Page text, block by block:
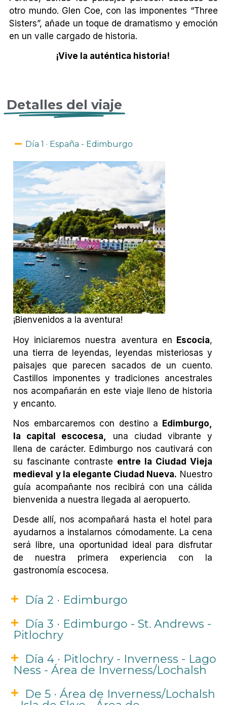
otro mundo. Glen Coe, con las imponentes “Three
Sisters”, añade un toque de dramatismo y emoción
en un valle cargado de historia.
¡Vive la auténtica historia!
Detalles del viaje
Día 1 · España - Edimburgo
¡Bienvenidos a la aventura!
Hoy iniciaremos nuestra aventura en Escocia,
una tierra de leyendas, leyendas misteriosas y
paisajes que parecen sacados de un cuento.
Castillos imponentes y tradiciones ancestrales
nos acompañarán en este viaje lleno de historia
y encanto.
Nos embarcaremos con destino a Edimburgo,
la capital escocesa,
una ciudad vibrante y
llena de carácter. Edimburgo nos cautivará con
su fascinante contraste entre la Ciudad Vieja
medieval y la elegante Ciudad Nueva. Nuestro
guía acompañante nos recibirá con una cálida
bienvenida a nuestra llegada al aeropuerto.
Desde allí, nos acompañará hasta el hotel para
ayudarnos a instalarnos cómodamente. La cena
será libre, una oportunidad ideal para disfrutar
de nuestra primera experiencia con la
gastronomía escocesa.
Día 2 · Edimburgo
Día 3 · Edimburgo - St. Andrews -
Pitlochry
Día 4 · Pitlochry - Inverness - Lago
Ness - Área de Inverness/Lochalsh
De 5 · Área de Inverness/Lochalsh